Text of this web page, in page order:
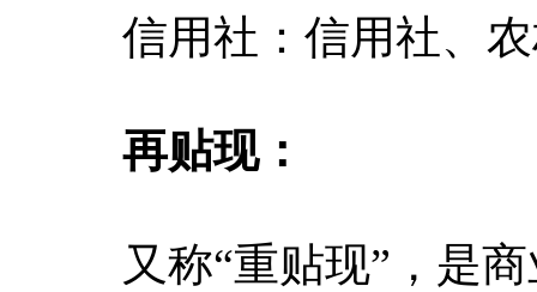
信用社：信用社、
再贴现：
又称“重贴现”，是